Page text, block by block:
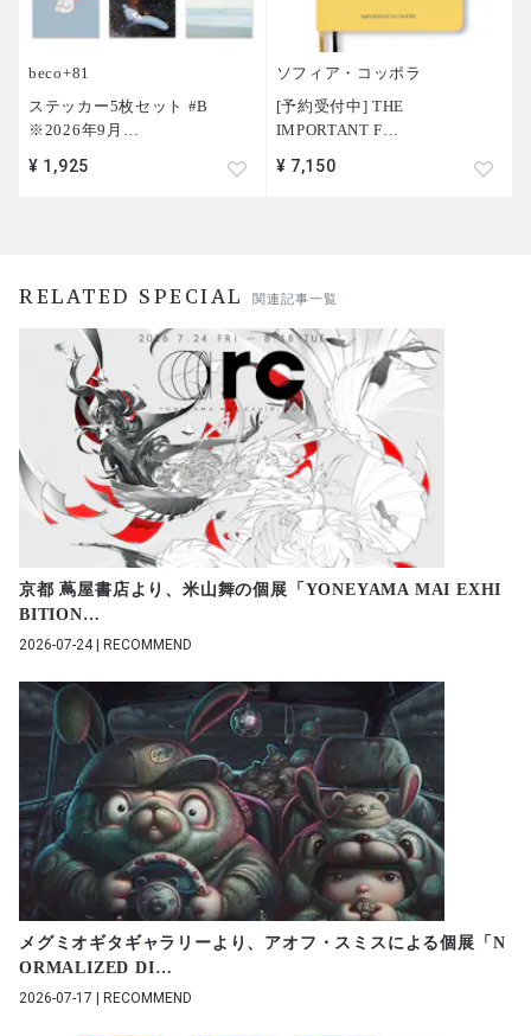
beco+81
ステッカー5枚セット #B
※2026年9月
¥ 1,925
ソフィア・コッポラ
[予約受付中] THE
IMPORTANT F
¥ 7,150
RELATED SPECIAL 関連記事一覧
京都 蔦屋書店より、米山舞の個展「YONEYAMA MAI EXHI
BITION…
2026-07-24 | RECOMMEND
メグミオギタギャラリーより、アオフ・スミスによる個展「N
ORMALIZED DI…
2026-07-17 | RECOMMEND